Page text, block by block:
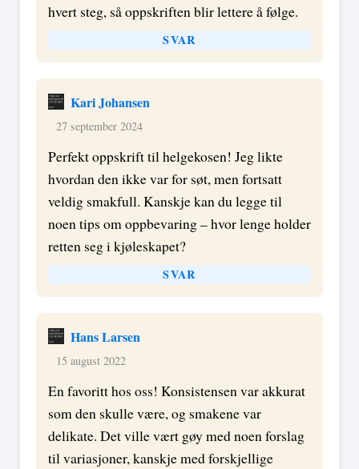
hvert steg, så oppskriften blir lettere å følge.
SVAR
Kari Johansen
27 september 2024
Perfekt oppskrift til helgekosen! Jeg likte
hvordan den ikke var for søt, men fortsatt
veldig smakfull. Kanskje kan du legge til
noen tips om oppbevaring – hvor lenge holder
retten seg i kjøleskapet?
SVAR
Hans Larsen
15 august 2022
En favoritt hos oss! Konsistensen var akkurat
som den skulle være, og smakene var
delikate. Det ville vært gøy med noen forslag
til variasjoner, kanskje med forskjellige